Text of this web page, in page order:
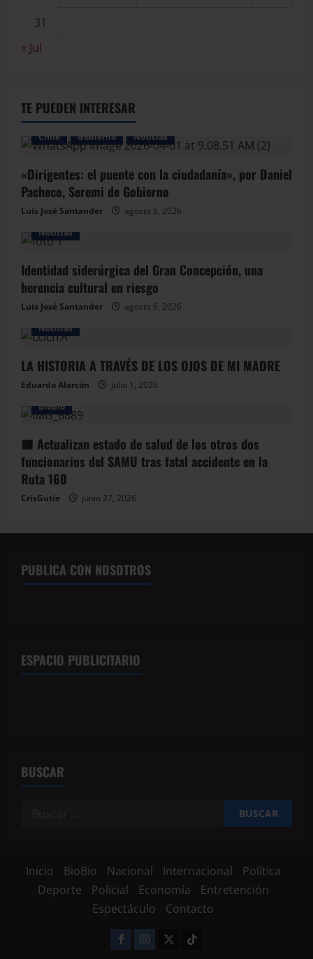
31
« Jul
TE PUEDEN INTERESAR
Chile Gobierno Noticias
«Dirigentes: el puente con la ciudadanía», por Daniel
Pacheco, Seremi de Gobierno
Luis José Santander
agosto 6, 2026
Noticias
Identidad siderúrgica del Gran Concepción, una
herencia cultural en riesgo
Luis José Santander
agosto 6, 2026
Noticias
LA HISTORIA A TRAVÉS DE LOS OJOS DE MI MADRE
Eduardo Alarcón
julio 1, 2026
BioBio
🟥 Actualizan estado de salud de los otros dos
funcionarios del SAMU tras fatal accidente en la
Ruta 160
CrisGutie junio 27, 2026
PUBLICA CON NOSOTROS
ESPACIO PUBLICITARIO
BUSCAR
Inicio BioBio Nacional Internacional
Política
Deporte
Policial Economía
Entretención
Espectáculo
Contacto